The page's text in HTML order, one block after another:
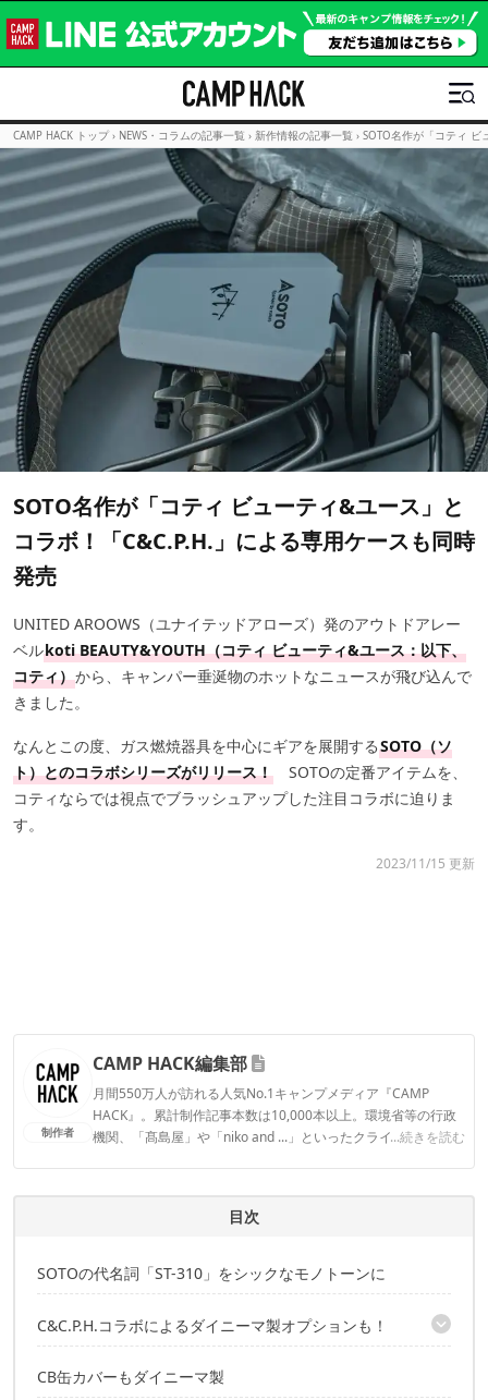
CAMP HACK トップ › NEWS・コラムの記事一覧 › 新作情報の記事一覧 › SOTO名作が「コティ ビ
SOTO名作が「コティ ビューティ&ユース」と
コラボ！「C&C.P.H.」による専用ケースも同時
発売
UNITED AROOWS（ユナイテッドアローズ）発のアウトドアレー
ベルkoti BEAUTY&YOUTH（コティ ビューティ&ユース：以下、
コティ）から、キャンパー垂涎物のホットなニュースが飛び込んで
きました。
なんとこの度、ガス燃焼器具を中心にギアを展開するSOTO（ソ
ト）とのコラボシリーズがリリース！ SOTOの定番アイテムを、
コティならでは視点でブラッシュアップした注目コラボに迫りま
す。
2023/11/15 更新
制作者
CAMP HACK編集部
月間550万人が訪れる人気No.1キャンプメディア『CAMP
HACK』。累計制作記事本数は10,000本以上。環境省等の行政
機関、「髙島屋」や「niko and ...」といったクライアントとの
...続きを読む
CAMP HACK編集部のプロフィール
目次
SOTOの代名詞「ST-310」をシックなモノトーンに
C&C.P.H.コラボによるダイニーマ製オプションも！
「ST-310」専用ポーチ
CB缶カバーもダイニーマ製